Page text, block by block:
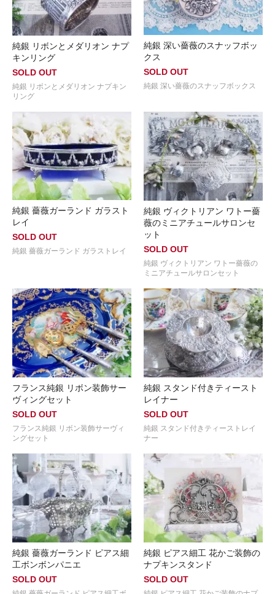
純銀 リボンとメダリオン ナプ
キンリング
SOLD OUT
純銀 リボンとメダリオン ナプキン
リング
純銀 深い薔薇のスナッフボッ
クス
SOLD OUT
純銀 深い薔薇のスナッフボックス
純銀 薔薇ガーランド ガラスト
レイ
SOLD OUT
純銀 薔薇ガーランド ガラストレイ
純銀 ヴィクトリアン ワトー薔
薇のミニアチュールサロンセ
ット
SOLD OUT
純銀 ヴィクトリアン ワトー薔薇の
ミニアチュールサロンセット
フランス純銀 リボン装飾サー
ヴィングセット
SOLD OUT
フランス純銀 リボン装飾サーヴィ
ングセット
純銀 スタンド付きティースト
レイナー
SOLD OUT
純銀 スタンド付きティーストレイ
ナー
純銀 薔薇ガーランド ピアス細
工ボンボンパニエ
SOLD OUT
純銀 ピアス細工 花かご装飾の
ナプキンスタンド
SOLD OUT